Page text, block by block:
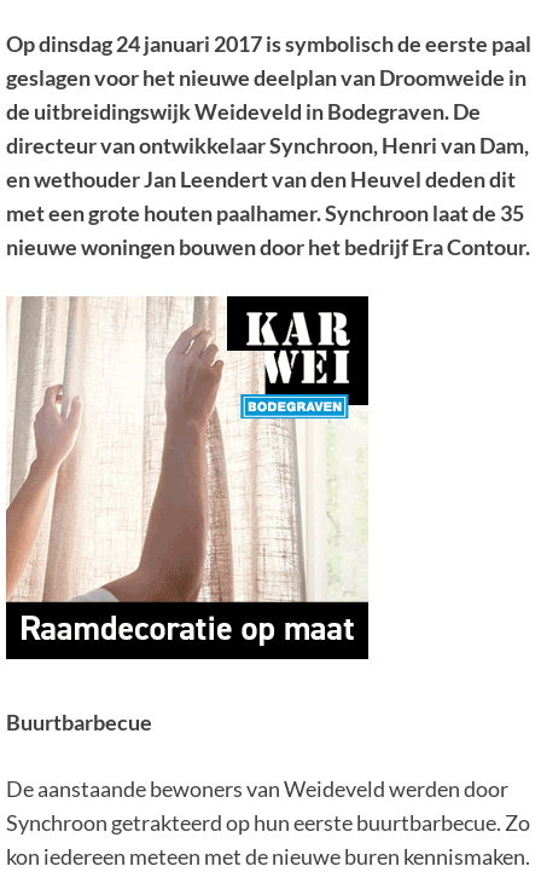
Op dinsdag 24 januari 2017 is symbolisch de eerste paal
geslagen voor het nieuwe deelplan van Droomweide in
de uitbreidingswijk Weideveld in Bodegraven. De
directeur van ontwikkelaar Synchroon, Henri van Dam,
en wethouder Jan Leendert van den Heuvel deden dit
met een grote houten paalhamer. Synchroon laat de 35
nieuwe woningen bouwen door het bedrijf Era Contour.
Buurtbarbecue
De aanstaande bewoners van Weideveld werden door
Synchroon getrakteerd op hun eerste buurtbarbecue. Zo
kon iedereen meteen met de nieuwe buren kennismaken.